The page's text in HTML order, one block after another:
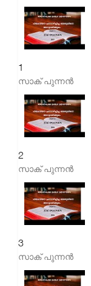
1
സാക് പുന്നൻ
2
സാക് പുന്നൻ
3
സാക് പുന്നൻ